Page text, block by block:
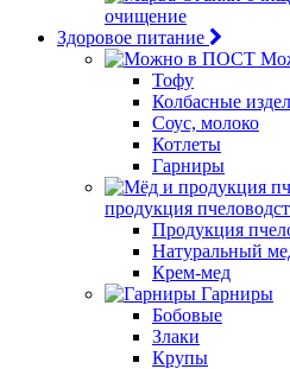
очищение
Здоровое питание
Тофу
Колбасные
Соус, молоко
Котлеты
Гарниры
продукция
Продукция
Натуральный
Крем-мед
Гарниры
Бобовые
Злаки
Крупы